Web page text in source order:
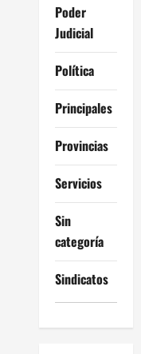
Poder
Judicial
Política
Principales
Provincias
Servicios
Sin
categoría
Sindicatos